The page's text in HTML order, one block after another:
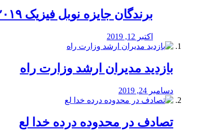
برندگان جایزه نوبل فیزیک ۲۰۱۹
اکتبر 12, 2019
بازدید مدیران ارشد وزارت راه
دسامبر 24, 2019
تصادف در محدوده درده خدا لع